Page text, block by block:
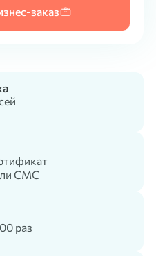
заказ
СМС
раз